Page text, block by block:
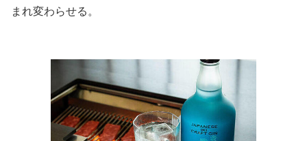
まれ変わらせる。